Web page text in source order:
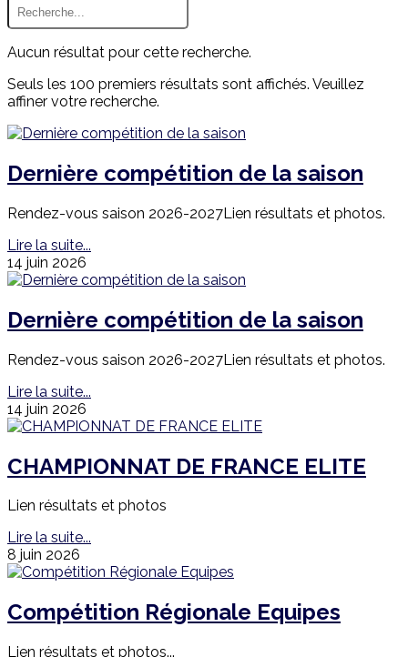
Aucun résultat pour cette recherche.
Seuls les 100 premiers résultats sont affichés. Veuillez
affiner votre recherche.
Dernière compétition de la saison
Rendez-vous saison 2026-2027Lien résultats et photos.
Lire la suite...
14 juin 2026
Dernière compétition de la saison
Rendez-vous saison 2026-2027Lien résultats et photos.
Lire la suite...
14 juin 2026
CHAMPIONNAT DE FRANCE ELITE
Lien résultats et photos
Lire la suite...
8 juin 2026
Compétition Régionale Equipes
Lien résultats et photos...